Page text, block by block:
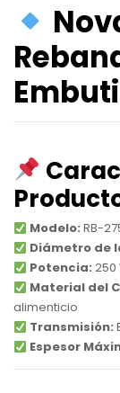
Modelo: RB-
Diámetro de
Potencia: 250
Material del
alimenticio
Transmisión:
Espesor